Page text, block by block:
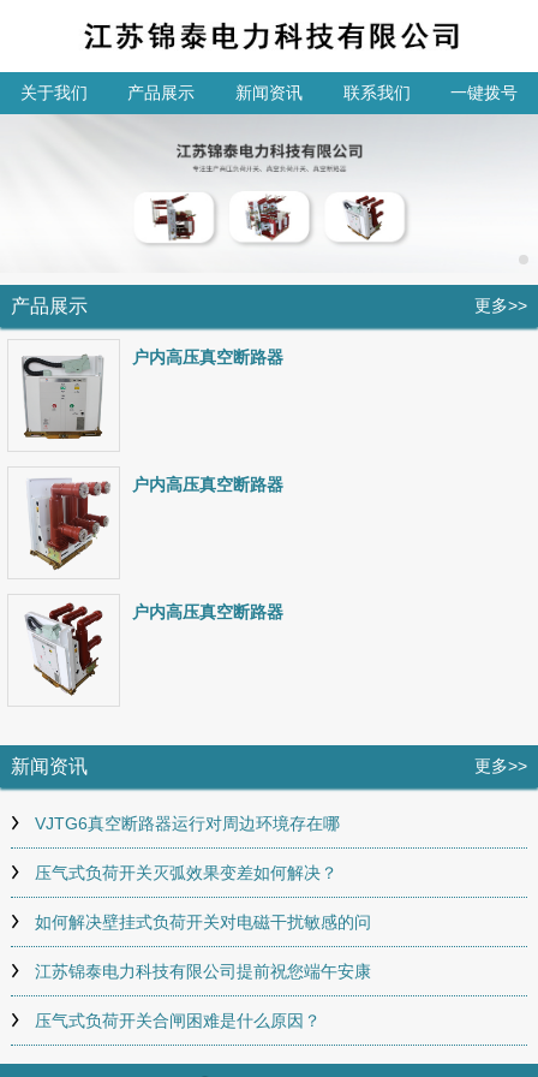
关于我们 产品展示 新闻资讯 联系我们 一键拨号
产品展示 更多>>
户内高压真空断路器
户内高压真空断路器
户内高压真空断路器
新闻资讯 更多>>
VJTG6真空断路器运行对周边环境存在哪
压气式负荷开关灭弧效果变差如何解决？
如何解决壁挂式负荷开关对电磁干扰敏感的问
江苏锦泰电力科技有限公司提前祝您端午安康
压气式负荷开关合闸困难是什么原因？